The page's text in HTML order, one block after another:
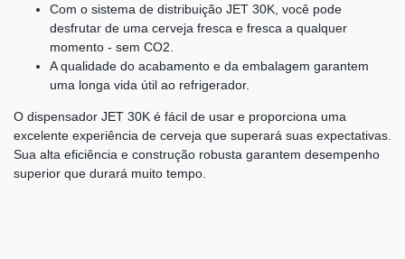
Com o sistema de distribuição JET 30K, você pode
desfrutar de uma cerveja fresca e fresca a qualquer
momento - sem CO2.
A qualidade do acabamento e da embalagem garantem
uma longa vida útil ao refrigerador.
O dispensador JET 30K é fácil de usar e proporciona uma
excelente experiência de cerveja que superará suas expectativas.
Sua alta eficiência e construção robusta garantem desempenho
superior que durará muito tempo.